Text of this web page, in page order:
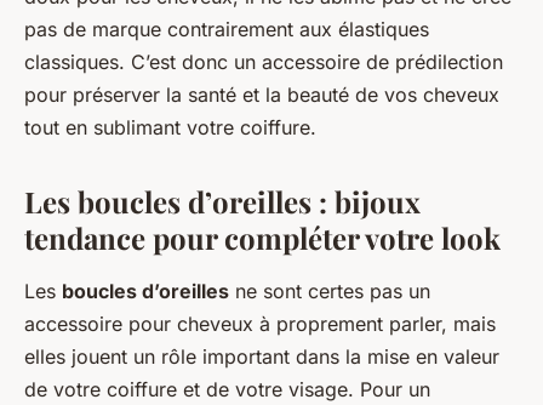
pas de marque contrairement aux élastiques
classiques. C’est donc un accessoire de prédilection
pour préserver la santé et la beauté de vos cheveux
tout en sublimant votre coiffure.
Les boucles d’oreilles : bijoux
tendance pour compléter votre look
Les boucles d’oreilles ne sont certes pas un
accessoire pour cheveux à proprement parler, mais
elles jouent un rôle important dans la mise en valeur
de votre coiffure et de votre visage. Pour un